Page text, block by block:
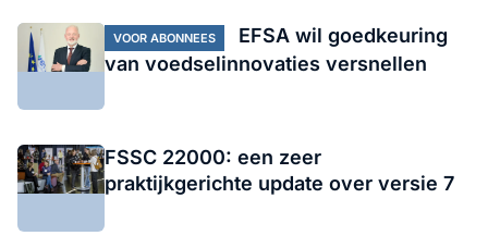
VOOR ABONNEES
EFSA wil goedkeuring
van voedselinnovaties versnellen
FSSC 22000: een zeer
praktijkgerichte update over versie 7